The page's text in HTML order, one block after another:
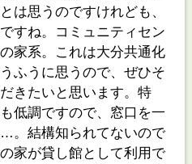
は思うのですけれども、
すね。コミュニティセン
家系。これは大分共通化
ふうに思うので、ぜひそ
きたいと思います。特
低調ですので、窓口を一
。結構知られてないので
家が貸し館として利用で